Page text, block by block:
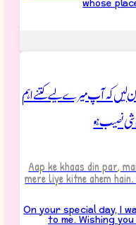
whose
کہ آپ میرے لیے کتنے اہم
Aap ke khaas din par,
mere liye kitne ahem
On your special day, I
to me. Wishing